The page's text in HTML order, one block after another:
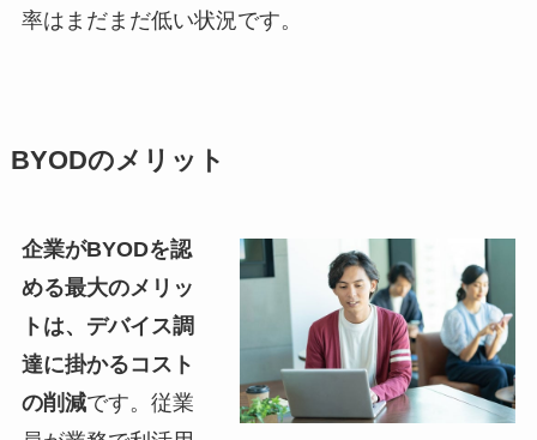
率はまだまだ低い状況です。
BYODのメリット
企業がBYODを認
める最大のメリッ
トは、デバイス調
達に掛かるコスト
の削減です。従業